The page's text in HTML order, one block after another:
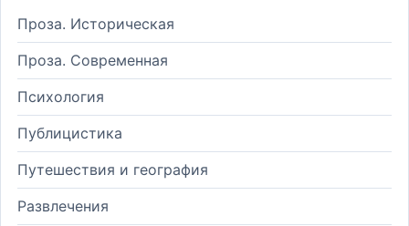
Проза. Историческая
Проза. Современная
Психология
Публицистика
Путешествия и география
Развлечения